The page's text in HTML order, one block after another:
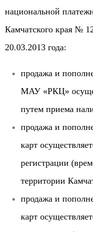
национальной
Камчатского края №
20.03.2013 года:
продажа и
МАУ «РКЦ»
путем приема
продажа и
карт
регистрации
территории
продажа и
карт